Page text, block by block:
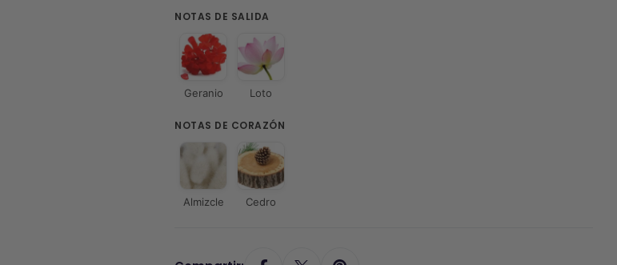
NOTAS DE SALIDA
Geranio Loto
NOTAS DE CORAZÓN
Almizcle Cedro